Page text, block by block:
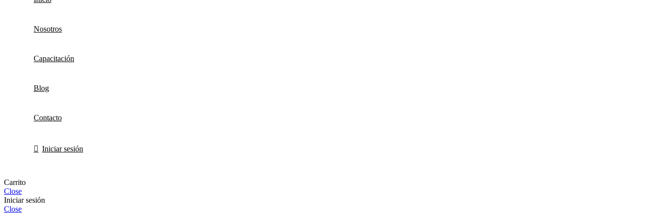
Nosotros
Capacitación
Blog
Contacto
Iniciar sesión
Carrito
Close
Iniciar sesión
Close